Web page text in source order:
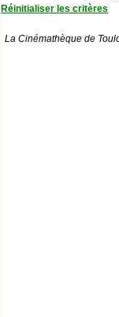
Réinitialiser les critères
La Cinémathèque de